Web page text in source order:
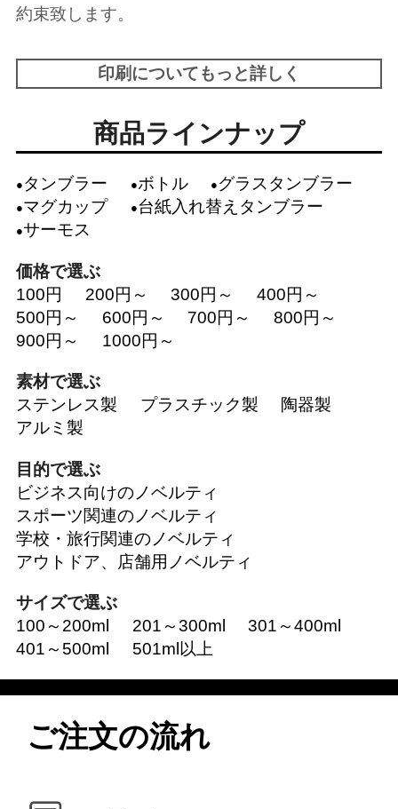
約束致します。
印刷についてもっと詳しく
商品ラインナップ
タンブラー ボトル
グラスタンブラー
マグカップ
台紙入れ替えタンブラー
サーモス
価格で選ぶ
100円
200円～ 300円～
400円～
500円～
600円～ 700円～
800円～
900円～
1000円～
素材で選ぶ
ステンレス製
プラスチック製
陶器製
アルミ製
目的で選ぶ
ビジネス向けのノベルティ
スポーツ関連のノベルティ
学校・旅行関連のノベルティ
アウトドア、店舗用ノベルティ
サイズで選ぶ
100～200ml
201～300ml
301～400ml
401～500ml
501ml以上
ご注文の流れ